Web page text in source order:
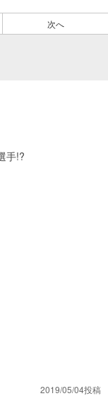
次へ
手!?
2019/05/04投稿